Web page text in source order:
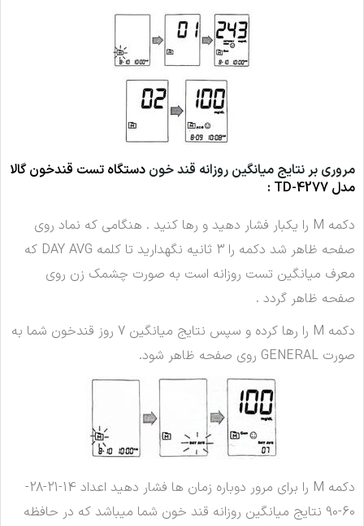
مروری بر نتایج میانگین روزانه قند خون دستگاه تست قندخون گالا
مدل TD-4277 :
دکمه M را یکبار فشار دهید و رها کنید . هنگامی که نماد روی
صفحه ظاهر شد دکمه را 3 ثانیه نگهدارید تا کلمه DAY AVG که
معرف میانگین تست روزانه است به صورت چشمک زن روی
صفحه ظاهر گردد .
دکمه M را رها کرده و سپس نتایج میانگین 7 روز قندخون شما به
صورت GENERAL روی صفحه ظاهر شود.
دکمه M را برای مرور دوباره زمان ها فشار دهید اعداد 14-21-28-
60-90 نتایج میانگین روزانه قند خون شما میباشد که در حافظه